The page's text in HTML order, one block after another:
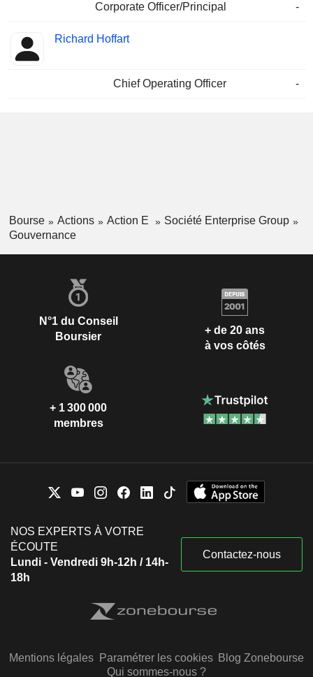
Corporate Officer/Principal -
Richard Hoffart
Chief Operating Officer -
Bourse Actions Action E
Société Enterprise Group
Gouvernance
N°1 du Conseil
Boursier
+ de 20 ans
à vos côtés
+ 1 300 000
membres
NOS EXPERTS À VOTRE
ÉCOUTE
Lundi - Vendredi 9h-12h / 14h-
18h
Contactez-nous
Mentions légales Paramétrer les cookies Blog Zonebourse
Qui sommes-nous ?